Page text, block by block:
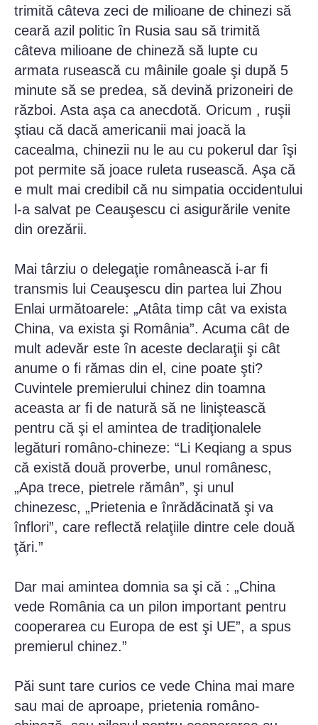
trimită câteva zeci de milioane de chinezi să
ceară azil politic în Rusia sau să trimită
câteva milioane de chineză să lupte cu
armata rusească cu mâinile goale şi după 5
minute să se predea, să devină prizoneiri de
război. Asta aşa ca anecdotă. Oricum , ruşii
ştiau că dacă americanii mai joacă la
cacealma, chinezii nu le au cu pokerul dar îşi
pot permite să joace ruleta rusească. Aşa că
e mult mai credibil că nu simpatia occidentului
l-a salvat pe Ceauşescu ci asigurările venite
din orezării.
Mai târziu o delegaţie românească i-ar fi
transmis lui Ceauşescu din partea lui Zhou
Enlai următoarele: „Atâta timp cât va exista
China, va exista şi România”. Acuma cât de
mult adevăr este în aceste declaraţii şi cât
anume o fi rămas din el, cine poate şti?
Cuvintele premierului chinez din toamna
aceasta ar fi de natură să ne liniştească
pentru că şi el amintea de tradiţionalele
legături româno-chineze: “Li Keqiang a spus
că există două proverbe, unul românesc,
„Apa trece, pietrele rămân”, şi unul
chinezesc, „Prietenia e înrădăcinată şi va
înflori”, care reflectă relaţiile dintre cele două
ţări.”
Dar mai amintea domnia sa şi că : „China
vede România ca un pilon important pentru
cooperarea cu Europa de est şi UE”, a spus
premierul chinez.”
Păi sunt tare curios ce vede China mai mare
sau mai de aproape, prietenia româno-